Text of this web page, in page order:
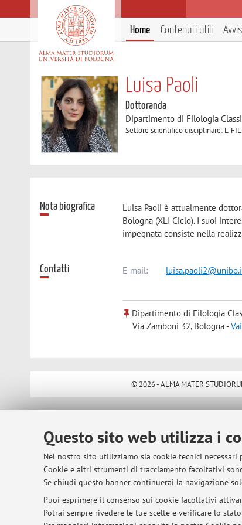
Questo sito web utilizza i
Nel nostro sito utilizziamo sia cookie tecnici
Cookie e altri strumenti di tracciamento facoltativi
Se chiudi questo banner continuerai la navigazione
Puoi esprimere il consenso sui cookie facoltativi
Potrai sempre rivedere le tue scelte e verificare lo
Home Contenuti utili
Luisa Paoli
Dottoranda
Dipartimento di Filologia
Settore scientifico disciplinare: L-
Nota biografica Luisa Paoli è attualmente
Bologna (XLI Ciclo). I suoi
impegnata consiste nella
Contatti E-mail:
Dipartimento di Filologia
Via Zamboni 32, Bologna -
© 2026 - ALMA MATER